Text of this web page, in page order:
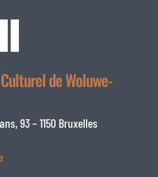
de Woluwe-
93 – 1150 Bruxelles